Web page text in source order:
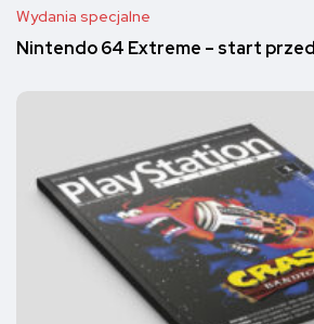
Wydania specjalne
Nintendo 64 Extreme – start